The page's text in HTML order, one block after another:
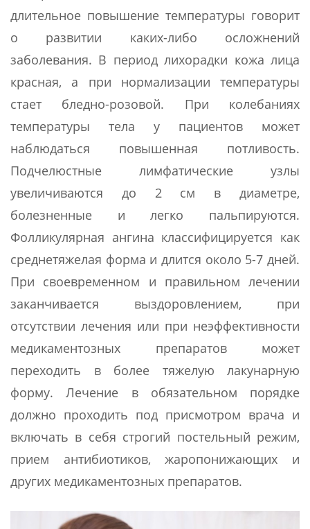
длительное повышение температуры говорит
о развитии каких-либо осложнений
заболевания. В период лихорадки кожа лица
красная, а при нормализации температуры
стает бледно-розовой. При колебаниях
температуры тела у пациентов может
наблюдаться повышенная потливость.
Подчелюстные лимфатические узлы
увеличиваются до 2 см в диаметре,
болезненные и легко пальпируются.
Фолликулярная ангина классифицируется как
среднетяжелая форма и длится около 5-7 дней.
При своевременном и правильном лечении
заканчивается выздоровлением, при
отсутствии лечения или при неэффективности
медикаментозных препаратов может
переходить в более тяжелую лакунарную
форму. Лечение в обязательном порядке
должно проходить под присмотром врача и
включать в себя строгий постельный режим,
прием антибиотиков, жаропонижающих и
других медикаментозных препаратов.